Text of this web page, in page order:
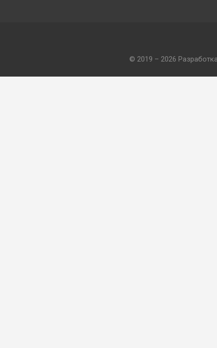
© 2019 – 2026